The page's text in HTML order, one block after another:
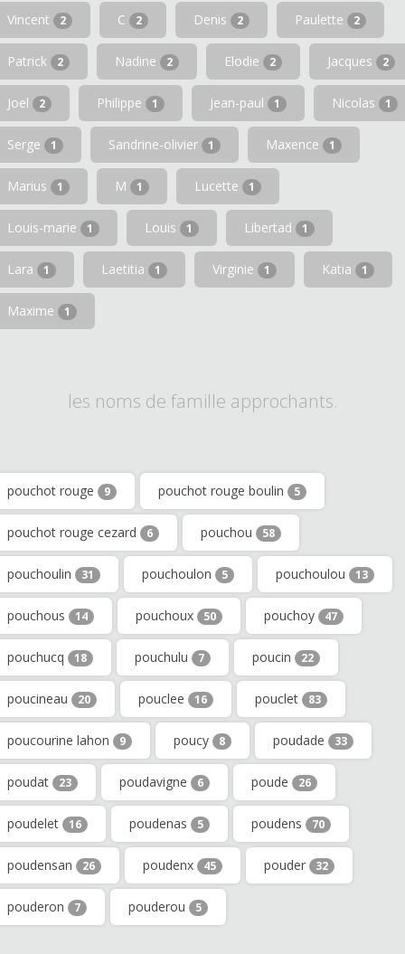
Vincent 2 C 2 Denis 2 Paulette 2
Patrick 2 Nadine 2 Elodie 2 Jacques 2
Joel 2 Philippe 1 Jean-paul 1 Nicolas 1
Serge 1 Sandrine-olivier 1 Maxence 1
Marius 1 M 1 Lucette 1
Louis-marie 1 Louis 1 Libertad 1
Lara 1 Laetitia 1 Virginie 1 Katia 1
Maxime 1
les noms de famille approchants.
pouchot rouge 9 pouchot rouge boulin 5
pouchot rouge cezard 6 pouchou 58
pouchoulin 31 pouchoulon 5 pouchoulou 13
pouchous 14 pouchoux 50 pouchoy 47
pouchucq 18 pouchulu 7 poucin 22
poucineau 20 pouclee 16 pouclet 83
poucourine lahon 9 poucy 8 poudade 33
poudat 23 poudavigne 6 poude 26
poudelet 16 poudenas 5 poudens 70
poudensan 26 poudenx 45 pouder 32
pouderon 7 pouderou 5